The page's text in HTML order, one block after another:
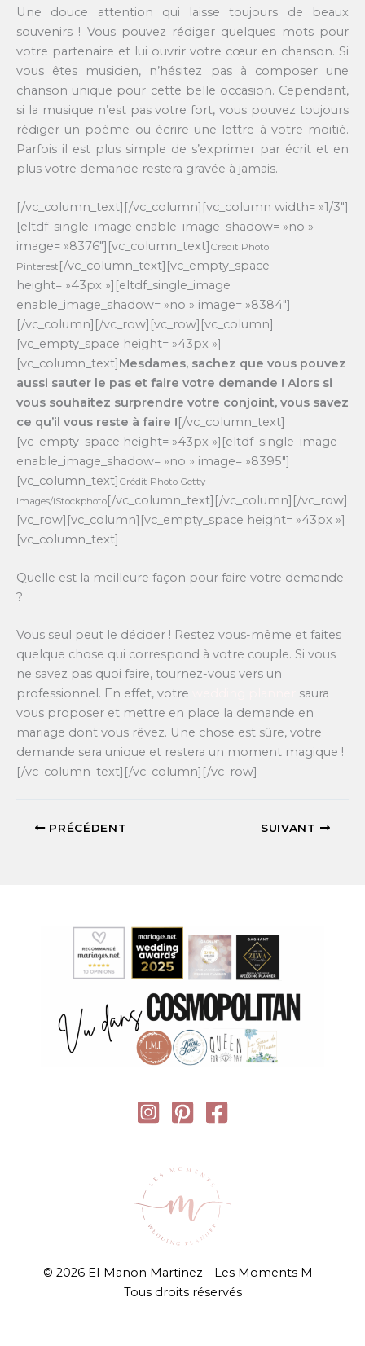
Une douce attention qui laisse toujours de beaux
souvenirs ! Vous pouvez rédiger quelques mots pour
votre partenaire et lui ouvrir votre cœur en chanson. Si
vous êtes musicien, n’hésitez pas à composer une
chanson unique pour cette belle occasion. Cependant,
si la musique n’est pas votre fort, vous pouvez toujours
rédiger un poème ou écrire une lettre à votre moitié.
Parfois il est plus simple de s’exprimer par écrit et en
plus votre demande restera gravée à jamais.
[/vc_column_text][/vc_column][vc_column width= »1/3″]
[eltdf_single_image enable_image_shadow= »no »
image= »8376″][vc_column_text] Crédit Photo
Pinterest [/vc_column_text][vc_empty_space
height= »43px »][eltdf_single_image
enable_image_shadow= »no » image= »8384″]
[/vc_column][/vc_row][vc_row][vc_column]
[vc_empty_space height= »43px »]
[vc_column_text]Mesdames, sachez que vous pouvez
aussi sauter le pas et faire votre demande ! Alors si
vous souhaitez surprendre votre conjoint, vous savez
ce qu’il vous reste à faire ![/vc_column_text]
[vc_empty_space height= »43px »][eltdf_single_image
enable_image_shadow= »no » image= »8395″]
[vc_column_text] Crédit Photo Getty
Images/iStockphoto[/vc_column_text][/vc_column][/vc_row]
[vc_row][vc_column][vc_empty_space height= »43px »]
[vc_column_text]
Quelle est la meilleure façon pour faire votre demande
?
Vous seul peut le décider ! Restez vous-même et faites
quelque chose qui correspond à votre couple. Si vous
ne savez pas quoi faire, tournez-vous vers un
professionnel. En effet, votre
saura
vous proposer et mettre en place la demande en
mariage dont vous rêvez. Une chose est sûre, votre
demande sera unique et restera un moment magique !
[/vc_column_text][/vc_column][/vc_row]
PRÉCÉDENT SUIVANT
© 2026 EI Manon Martinez - Les Moments M –
Tous droits réservés